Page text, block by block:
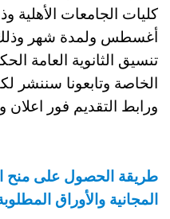
أغسطس ولمدة شهر
تنسيق الثانوية العامة
الخاصة وتابعونا سننشر
ورابط التقديم فور اعلان
المجانية والأوراق